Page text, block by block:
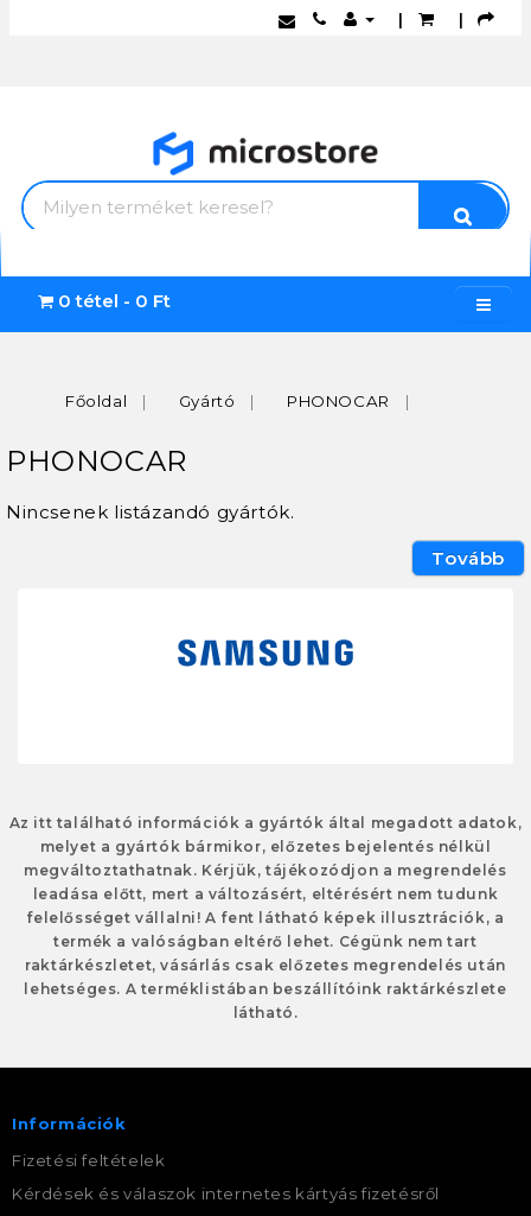
| |
0 tétel - 0 Ft
Főoldal Gyártó PHONOCAR
PHONOCAR
Nincsenek listázandó gyártók.
Tovább
Az itt található információk a gyártók által megadott adatok,
melyet a gyártók bármikor, előzetes bejelentés nélkül
megváltoztathatnak. Kérjük, tájékozódjon a megrendelés
leadása előtt, mert a változásért, eltérésért nem tudunk
felelősséget vállalni! A fent látható képek illusztrációk, a
termék a valóságban eltérő lehet. Cégünk nem tart
raktárkészletet, vásárlás csak előzetes megrendelés után
lehetséges. A terméklistában beszállítóink raktárkészlete
látható.
Információk
Fizetési feltételek
Kérdések és válaszok internetes kártyás fizetésről